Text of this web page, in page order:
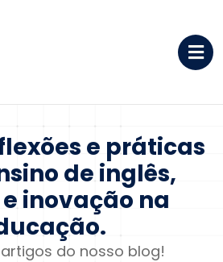
e práticas
de inglês,
inovação na
do nosso blog!